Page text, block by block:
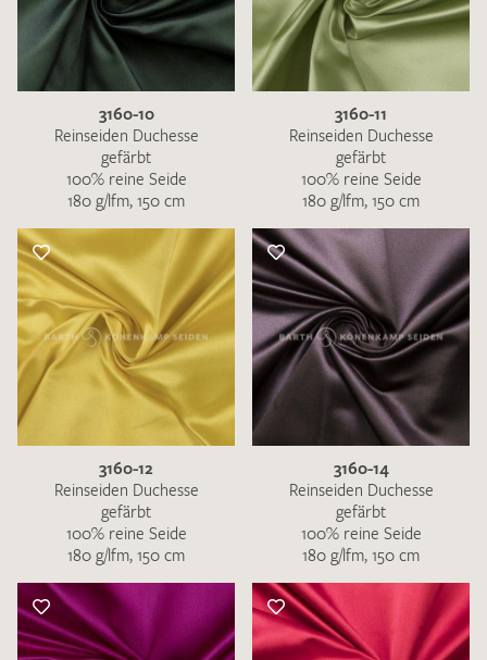
3160-10
Reinseiden Duchesse
gefärbt
100% reine Seide
180 g/lfm, 150 cm
3160-11
Reinseiden Duchesse
gefärbt
100% reine Seide
180 g/lfm, 150 cm
3160-12
Reinseiden Duchesse
gefärbt
100% reine Seide
180 g/lfm, 150 cm
3160-14
Reinseiden Duchesse
gefärbt
100% reine Seide
180 g/lfm, 150 cm